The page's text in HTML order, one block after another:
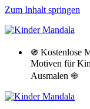
Zum Inhalt springen
֍ Kostenlose
Motiven für
Ausmalen ֍